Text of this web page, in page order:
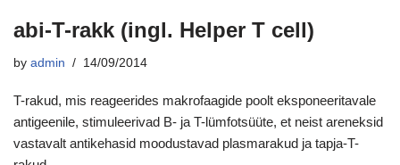
abi-T-rakk (ingl. Helper T cell)
by admin 14/09/2014
T-rakud, mis reageerides makrofaagide poolt eksponeeritavale
antigeenile, stimuleerivad B- ja T-lümfotsüüte, et neist areneksid
vastavalt antikehasid moodustavad plasmarakud ja tapja-T-